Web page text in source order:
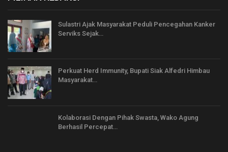
Sulastri Ajak Masyarakat Peduli Pencegahan Kanker
Serviks Sejak…
Perkuat Herd Immunity, Bupati Siak Alfedri Himbau
Masyarakat…
Kolaborasi Dengan Pihak Swasta, Wako Agung
Berhasil Percepat…